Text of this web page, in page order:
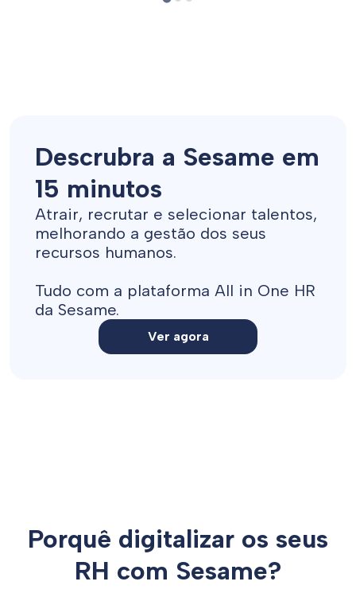
Descrubra a Sesame em
15 minutos
Atrair, recrutar e selecionar talentos,
melhorando a gestão dos seus
recursos humanos.
Tudo com a plataforma All in One HR
da Sesame.
Ver agora
Porquê digitalizar os seus
RH com Sesame?